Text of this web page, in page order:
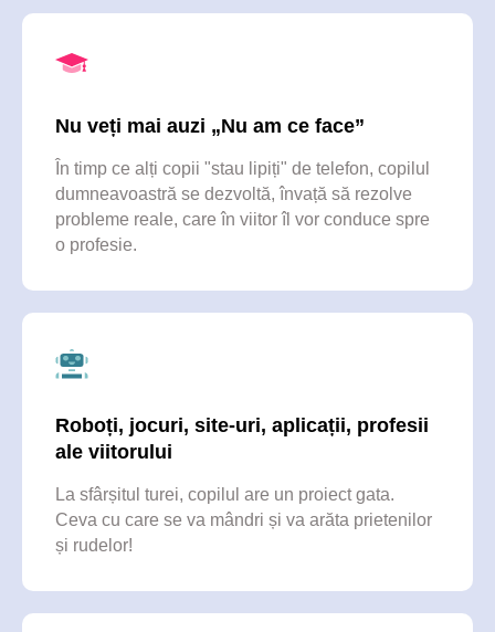
Nu veți mai auzi „Nu am ce face”
În timp ce alți copii "stau lipiți" de telefon, copilul
dumneavoastră se dezvoltă, învață să rezolve
probleme reale, care în viitor îl vor conduce spre
o profesie.
Roboți, jocuri, site-uri, aplicații, profesii
ale viitorului
La sfârșitul turei, copilul are un proiect gata.
Ceva cu care se va mândri și va arăta prietenilor
și rudelor!
se înscriu în tabără în fiecare iunie